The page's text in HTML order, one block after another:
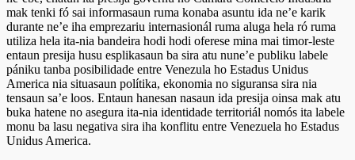
mak tenki fó sai informasaun ruma konaba asuntu ida ne’e karik
durante ne’e iha emprezariu internasionál ruma aluga hela ró ruma
utiliza hela ita-nia bandeira hodi hodi oferese mina mai timor-leste
entaun presija husu esplikasaun ba sira atu nune’e publiku labele
pániku tanba posibilidade entre Venezula ho Estadus Unidus
America nia situasaun polítika, ekonomia no siguransa sira nia
tensaun sa’e loos. Entaun hanesan nasaun ida presija oinsa mak atu
buka hatene no asegura ita-nia identidade territoriál nomós ita labele
monu ba lasu negativa sira iha konflitu entre Venezuela ho Estadus
Unidus America.